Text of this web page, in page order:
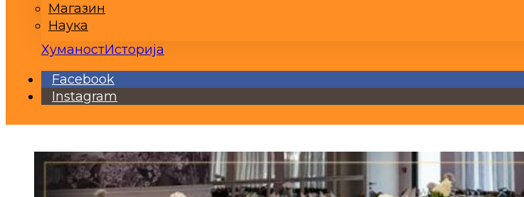
Магазин
Наука
ХуманостИсторија
Facebook
Instagram